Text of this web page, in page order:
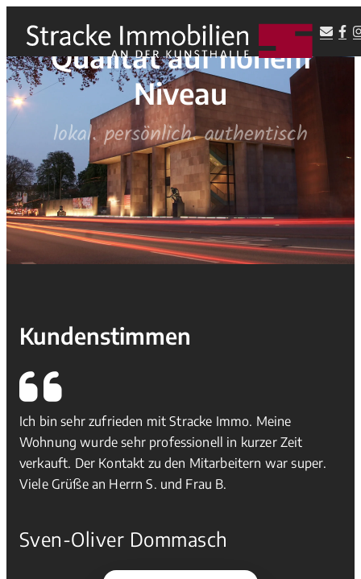
Qualität auf hohem
Niveau
lokal. persönlich. authentisch
Kundenstimmen
Ich bin sehr zufrieden mit Stracke Immo. Meine
Wohnung wurde sehr professionell in kurzer Zeit
verkauft. Der Kontakt zu den Mitarbeitern war super.
Viele Grüße an Herrn S. und Frau B.
Sven-Oliver Dommasch